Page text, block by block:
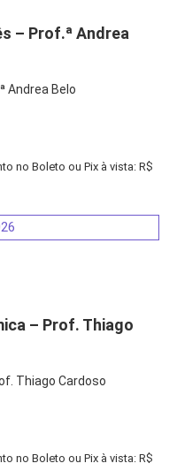
– Prof.ª Andrea
Andrea Belo
no Boleto ou Pix à vista: R$
– Prof. Thiago
Thiago Cardoso
no Boleto ou Pix à vista: R$